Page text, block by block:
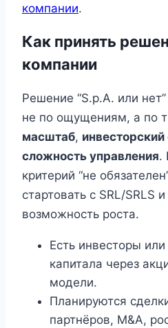
компании.
Как принять
компании
Решение “S.p.A. или
не по ощущениям, а по
масштаб,
сложность управления.
критерий “не
стартовать с SRL/SRLS
возможность роста.
Есть инвесторы
капитала через
модели.
Планируются
партнёров, M&A,